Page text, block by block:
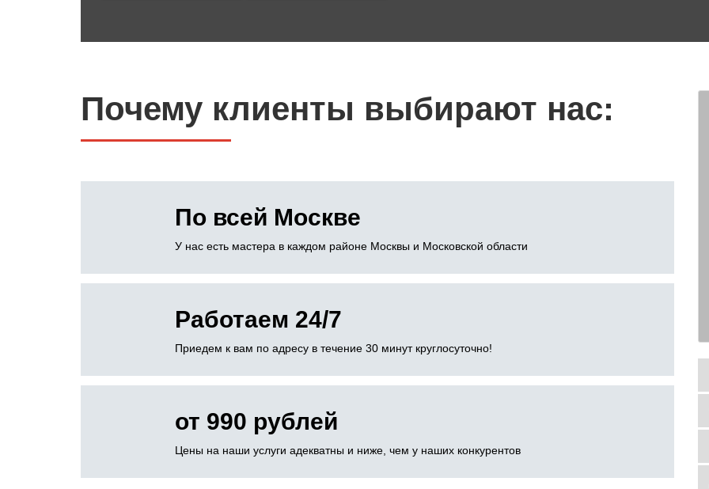
Почему клиенты выбирают нас:
По всей Москве
У нас есть мастера в каждом районе Москвы и Московской области
Работаем 24/7
Приедем к вам по адресу в течение 30 минут круглосуточно!
от 990 рублей
Цены на наши услуги адекватны и ниже, чем у наших конкурентов